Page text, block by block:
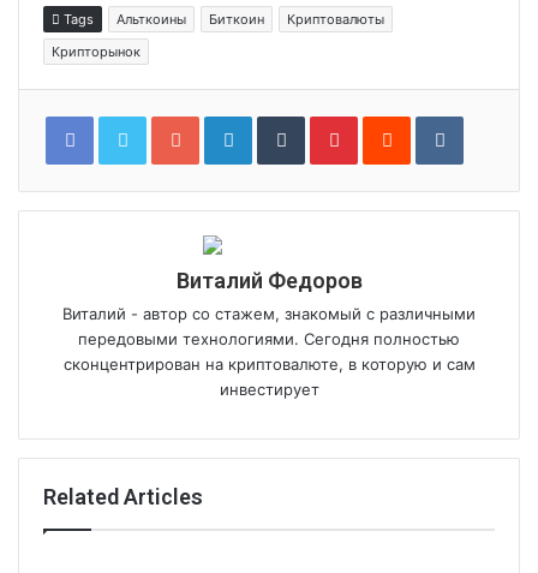
Tags Альткоины Биткоин
Криптовалюты
Крипторынок
Google+LinkedInTumblrPinterestReddit VKontakte
Виталий Федоров
Виталий - автор со стажем, знакомый с различными
передовыми технологиями. Сегодня полностью
сконцентрирован на криптовалюте, в которую и сам
инвестирует
Related Articles